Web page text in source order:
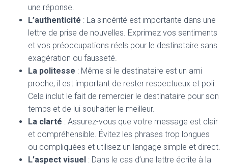
une réponse.
L’authenticité : La sincérité est importante dans une
lettre de prise de nouvelles. Exprimez vos sentiments
et vos préoccupations réels pour le destinataire sans
exagération ou fausseté.
La politesse : Même si le destinataire est un ami
proche, il est important de rester respectueux et poli.
Cela inclut le fait de remercier le destinataire pour son
temps et de lui souhaiter le meilleur.
La clarté : Assurez-vous que votre message est clair
et compréhensible. Évitez les phrases trop longues
ou compliquées et utilisez un langage simple et direct.
L’aspect visuel : Dans le cas d’une lettre écrite à la